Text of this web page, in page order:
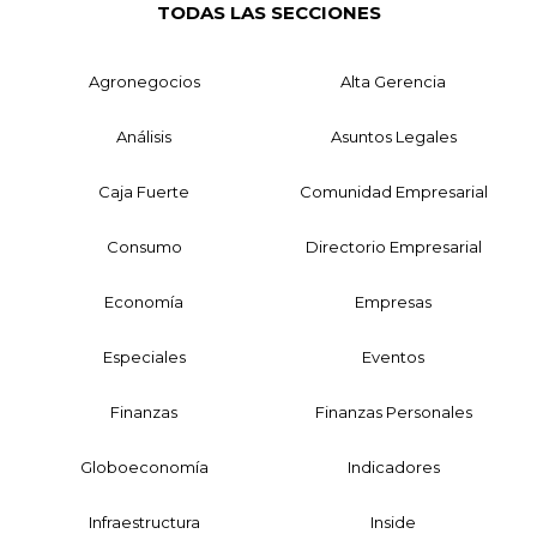
TODAS LAS SECCIONES
Agronegocios Alta Gerencia
Análisis Asuntos Legales
Caja Fuerte Comunidad Empresarial
Consumo Directorio Empresarial
Economía Empresas
Especiales Eventos
Finanzas Finanzas Personales
Globoeconomía Indicadores
Infraestructura Inside